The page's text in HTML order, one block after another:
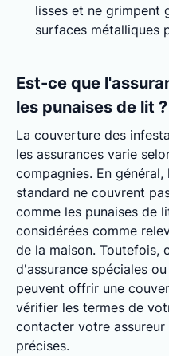
lisses et ne grimpent
surfaces métalliques
Est-ce que
les punaises de lit ?
La couverture des
les assurances varie
compagnies. En
standard ne couvrent
comme les punaises de
considérées comme
de la maison. Toutefois,
d'assurance spéciales
peuvent offrir une
vérifier les termes de
contacter votre
précises.